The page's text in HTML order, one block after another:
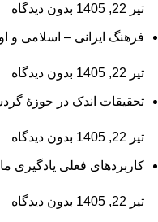
تیر 22, 1405 بدون دیدگاه
فرهنگ ایرانی – اسلامی و
تیر 22, 1405 بدون دیدگاه
تحقیقات اندک در حوزۀ
تیر 22, 1405 بدون دیدگاه
کاربردهای فعلی یادگیری
تیر 22, 1405 بدون دیدگاه